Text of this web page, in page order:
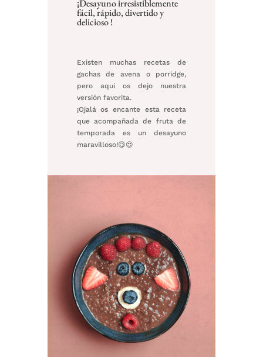
¡Desayuno irresistiblemente
fácil, rápido, divertido y
delicioso !⁠
Existen muchas recetas de
gachas de avena o porridge,
pero aqui os dejo nuestra
versión favorita.
¡Ojalá os encante esta receta
que acompañada de fruta de
temporada es un desayuno
maravilloso!😋😍⁠